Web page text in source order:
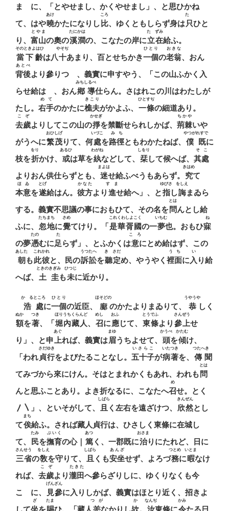
まゝに、「とやせまし、かくやせまし」、と思ひかね
て、はや曉
あけ
かたになりし比
ころ
、ゆくともしらず身は只
たゞ
ひと
り、 富山
とやま
の奧の溪澗
たにかは
の、こなたの岸に立在
たゝずみ
給ふ。
當下齡
そのときよはひ
は八十
やそぢ
あまり、百とせちかき一個
ひとり
の老翁
おきな
、おん
背後
あとべ
より參りつゝ、義實に申すやう、「この山ふかく入
らせ給はゞ、おん鄕導
みちしるべ
仕らん。さはれこの川はわたしが
たし。 右手
めて
のかたに樵夫
きこり
がかよふ、 一條
ひとすぢ
の細道あり。
去歲
こぞ
よりしてこの山の掙
かせぎ
を禁斷せられしかば、 荊棘
ちかや
いや
がうへに繁茂
おひしげ
りて、何處
いづこ
を路徑
みち
ともわかたねば、 僕既
やつがれすで
に
枝を折
をり
かけ、 或
あるひ
は草を紈
わがね
などして、 栞
しをり
して候へば、 其處
そこ
よりおん供仕らずとも、 迷
まよは
せ給ふべうもあらず。 究
きはめ
て
本意
ほゐ
を遂
とげ
給はん。 彼方
かなた
より進
すゝま
せ給へ」、と指
ゆびさ
し誨
をしえ
まゐら
する。義實不思議の事におもひて、その名を問
とは
んとし給
ふに、 忽地
たちまち
に覺
さめ
てけり。「是華胥國
これくわしよこく
の一夢
いちむ
也。おもひ寐
ね
の夢憑
たの
むに足
た
らず」、とふかくは意
こゝろ
にとめ給はず、この
朝
あした
も此彼
これかれ
と、民の訴訟
うつたへ
を聽定
きゝさだ
め、やうやく裡面
うち
に入
い
り給
へば、 土圭
ときのきぎみ
も未
ひつじ
に近かり。
浩處
かゝるところ
に一個
ひとり
の近臣、 廊
ほそどの
のかたよりまゐりて、 恭
うやうや
しく
額
ぬか
を著
つき
、「堀內藏人
ほりうちくらんど
、 召
めし
に應
おふ
じて、 東條
とうでふ
より參上
さんぜう
せ
り」、と申上
あぐ
れば、義實は眉
まゆ
うちよせて、 頭
かうべ
を傾
かたむ
け、
「われ貞行
さだゆき
をよびたることなし。 五十子
いさらこ
が病著
いたつき
を、 傳聞
つたへきゝ
てみづから來にけん。そはとまれかくもあれ、われも問
とは
んと思ふことあり。よき折なるに、こなたへ召
め
せ。とく
〳〵」、といそがして、 且
しばら
く左右を遠ざけつ、 欣然
きんぜん
とし
て俟
まち
給ふ。されば藏人貞行は、ひさしく東條に在城し
て、 民
たみ
を撫育
ぶいく
の心｜ 篤
あつ
く、一郡既に治
おさま
りにたれど、日に
三省
さんせう
の敎
をしえ
を守りて、 且
しばら
くも安坐
あんざ
せず、よろづ務
つとめ
に暇
いとま
なけ
れば、 去歲
こぞ
より瀧田
たきた
へ參らざりしに、ゆくりなくも今
こゝに、 見參
げんざん
に入りしかば、義實はほとり近く、招きよ
ざ たま つゝが か なんぢ かみ